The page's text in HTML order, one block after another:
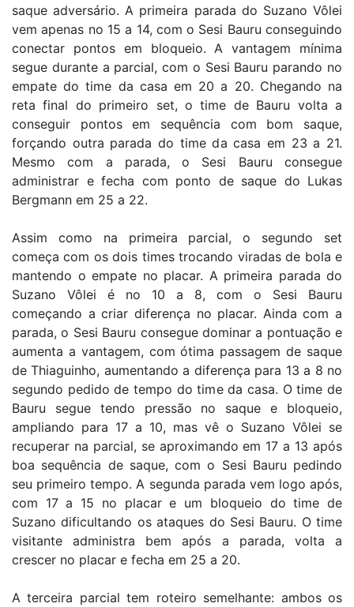
saque adversário. A primeira parada do Suzano Vôlei
vem apenas no 15 a 14, com o Sesi Bauru conseguindo
conectar pontos em bloqueio. A vantagem mínima
segue durante a parcial, com o Sesi Bauru parando no
empate do time da casa em 20 a 20. Chegando na
reta final do primeiro set, o time de Bauru volta a
conseguir pontos em sequência com bom saque,
forçando outra parada do time da casa em 23 a 21.
Mesmo com a parada, o Sesi Bauru consegue
administrar e fecha com ponto de saque do Lukas
Bergmann em 25 a 22.
Assim como na primeira parcial, o segundo set
começa com os dois times trocando viradas de bola e
mantendo o empate no placar. A primeira parada do
Suzano Vôlei é no 10 a 8, com o Sesi Bauru
começando a criar diferença no placar. Ainda com a
parada, o Sesi Bauru consegue dominar a pontuação e
aumenta a vantagem, com ótima passagem de saque
de Thiaguinho, aumentando a diferença para 13 a 8 no
segundo pedido de tempo do time da casa. O time de
Bauru segue tendo pressão no saque e bloqueio,
ampliando para 17 a 10, mas vê o Suzano Vôlei se
recuperar na parcial, se aproximando em 17 a 13 após
boa sequência de saque, com o Sesi Bauru pedindo
seu primeiro tempo. A segunda parada vem logo após,
com 17 a 15 no placar e um bloqueio do time de
Suzano dificultando os ataques do Sesi Bauru. O time
visitante administra bem após a parada, volta a
crescer no placar e fecha em 25 a 20.
A terceira parcial tem roteiro semelhante: ambos os